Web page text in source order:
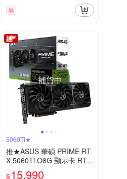
券
補貨中
5060Ti★
推★ASUS 華碩 PRIME RT
X 5060Ti O8G 顯示卡 RTX
5060Ti
$15,990